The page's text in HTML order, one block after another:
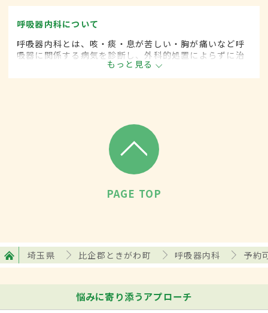
呼吸器内科について
呼吸器内科とは、咳・痰・息が苦しい・胸が痛いなど呼
吸器に関係する病気を診断し、外科的処置によらずに治
療する内科の一領域です。平成20年4月の制度改正前
は、呼吸器科と呼ばれていました。
もっと見る
PAGE TOP
埼玉県 比企郡ときがわ町 呼吸器内科 予約
悩みに寄り添うアプローチ